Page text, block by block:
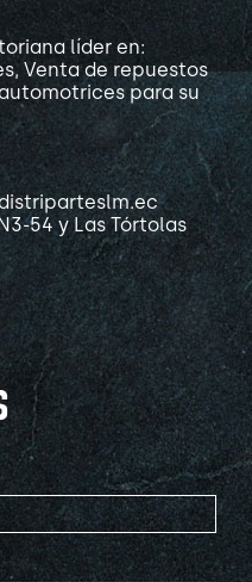
líder en:
Venta de repuestos
para su
54 y Las Tórtolas